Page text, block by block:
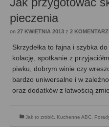
pieczenia
on 27 KWIETNIA 2013 z 2
Skrzydełka to fajna i szybka
kolację, spotkanie z
piwku, dobrym winie czy
bardzo uniwersalne i w
oraz dodatków z łatwością
Jak to zrobić Kuchenne ABC